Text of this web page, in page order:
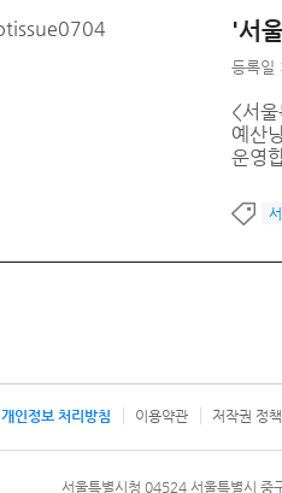
'서
등록
<서
예산
운영
개인정보 처리방침 이용약관 저작권 정책
서울특별시청 04524 서울특별시 중